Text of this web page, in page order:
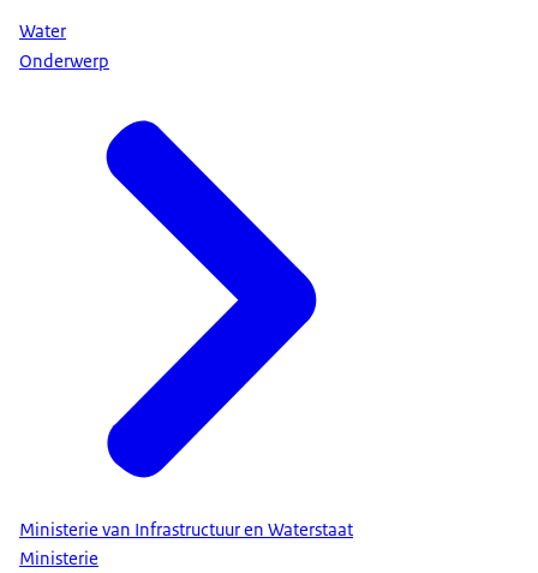
Water
Onderwerp
Ministerie van Infrastructuur en Waterstaat
Ministerie